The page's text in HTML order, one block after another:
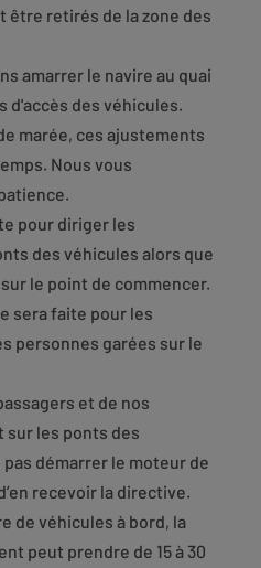
être retirés de la zone des
amarrer le navire au quai
d'accès des véhicules.
marée, ces ajustements
Nous vous
pour diriger les
des véhicules alors que
le point de commencer.
sera faite pour les
personnes garées sur le
et de nos
sur les ponts des
démarrer le moteur de
recevoir la directive.
de véhicules à bord, la
peut prendre de 15 à 30